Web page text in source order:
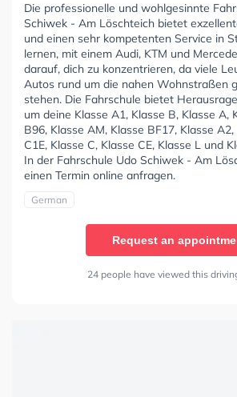
Die professionelle und wohlgesinnte
Schiwek - Am Löschteich bietet
und einen sehr kompetenten Service in
lernen, mit einem Audi, KTM und
darauf, dich zu konzentrieren, da viele
Autos rund um die nahen Wohnstraßen
stehen. Die Fahrschule bietet
um deine Klasse A1, Klasse B, Klasse A,
B96, Klasse AM, Klasse BF17, Klasse
C1E, Klasse C, Klasse CE, Klasse L und
In der Fahrschule Udo Schiwek - Am
einen Termin online anfragen.
German
Request an
24 people have viewed this